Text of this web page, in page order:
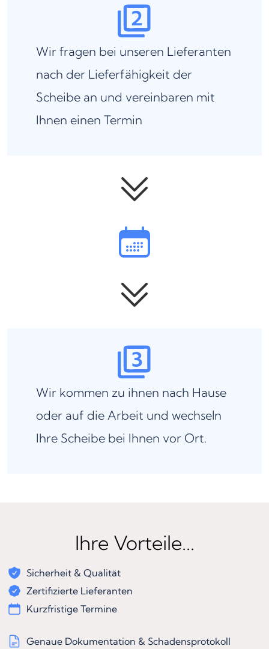
Wir fragen bei unseren Lieferanten
nach der Lieferfähigkeit der
Scheibe an und vereinbaren mit
Ihnen einen Termin
Wir kommen zu ihnen nach Hause
oder auf die Arbeit und wechseln
Ihre Scheibe bei Ihnen vor Ort.
Ihre Vorteile...
Sicherheit & Qualität
Zertifizierte Lieferanten
Kurzfristige Termine
Genaue Dokumentation & Schadensprotokoll